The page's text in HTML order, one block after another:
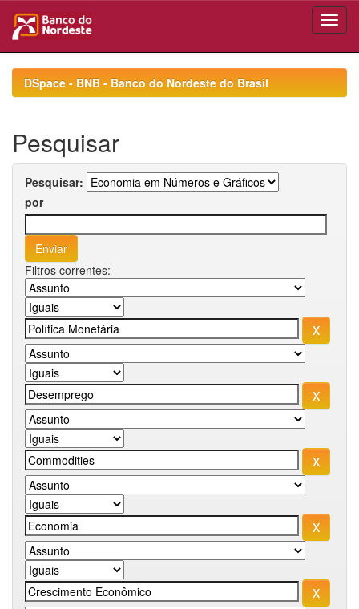
navigationDSpace - BNB - Banco do Nordeste do Brasil
Pesquisar
Pesquisar:
por
Filtros correntes: